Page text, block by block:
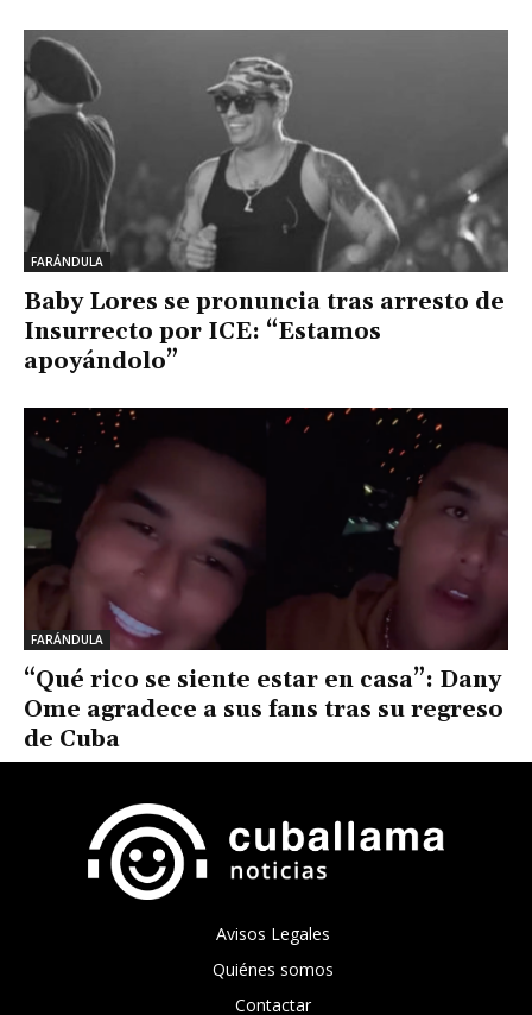
FARÁNDULA
Baby Lores se pronuncia tras arresto de
Insurrecto por ICE: “Estamos
apoyándolo”
FARÁNDULA
“Qué rico se siente estar en casa”: Dany
Ome agradece a sus fans tras su regreso
de Cuba
Avisos Legales
Quiénes somos
Contactar